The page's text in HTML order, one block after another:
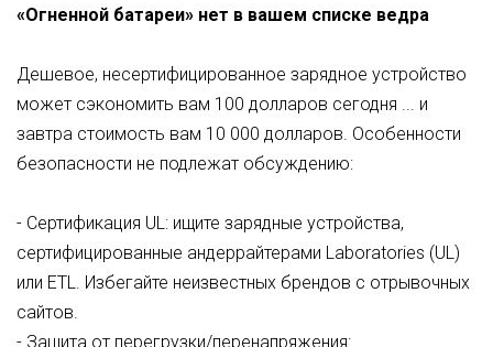
«Огненной батареи» нет в вашем списке ведра
Дешевое, несертифицированное зарядное устройство
может сэкономить вам 100 долларов сегодня ... и
завтра стоимость вам 10 000 долларов. Особенности
безопасности не подлежат обсуждению:
- Сертификация UL: ищите зарядные устройства,
сертифицированные андеррайтерами Laboratories (UL)
или ETL. Избегайте неизвестных брендов с отрывочных
сайтов.
- Защита от перегрузки/перенапряжения: